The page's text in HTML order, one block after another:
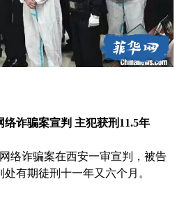
络诈骗案宣判 主犯获刑11.5年
络诈骗案在西安一审宣判，被告
有期徒刑十一年又六个月。